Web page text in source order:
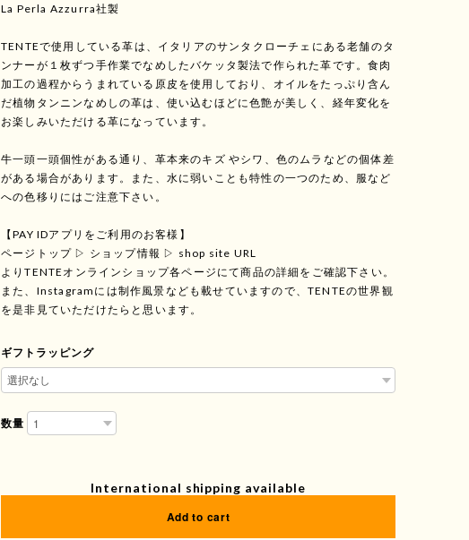
La Perla Azzurra社製
TENTEで使用している革は、イタリアのサンタクローチェにある老舗のタ
ンナーが１枚ずつ手作業でなめしたバケッタ製法で作られた革です。食肉
加工の過程からうまれている原皮を使用しており、オイルをたっぷり含ん
だ植物タンニンなめしの革は、使い込むほどに色艶が美しく、経年変化を
お楽しみいただける革になっています。
牛一頭一頭個性がある通り、革本来のキズ やシワ、色のムラなどの個体差
がある場合があります。また、水に弱いことも特性の一つのため、服など
への色移りにはご注意下さい。
【PAY IDアプリをご利用のお客様】
ページトップ ▷ ショップ情報 ▷ shop site URL
よりTENTEオンラインショップ各ページにて商品の詳細をご確認下さい。
また、Instagramには制作風景なども載せていますので、TENTEの世界観
を是非見ていただけたらと思います。
ギフトラッピング
数量
International shipping available
Add to cart